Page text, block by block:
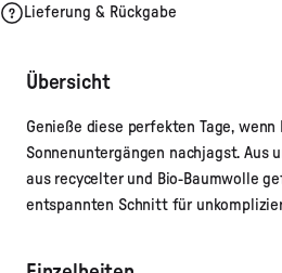
Lieferung & Rückgabe
Übersicht
Genieße diese perfekten Tage, wenn
Sonnenuntergängen nachjagst. Aus
aus recycelter und Bio-Baumwolle
entspannten Schnitt für